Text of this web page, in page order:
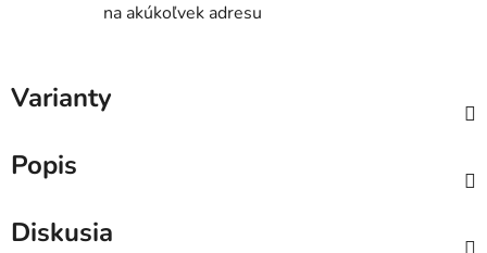
na akúkoľvek adresu
Varianty
Popis
Diskusia